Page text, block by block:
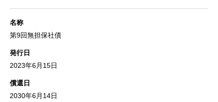
名称
第9回無担保社債
発行日
2023年6月15日
償還日
2030年6月14日